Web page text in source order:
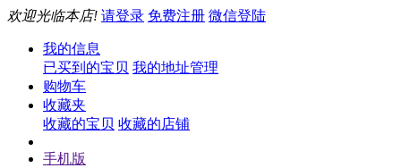
欢迎光临本店! 请登录 免费注册 微信登陆
我的信息
已买到的宝贝 我的地址管理
购物车
收藏夹
收藏的宝贝 收藏的店铺
手机版